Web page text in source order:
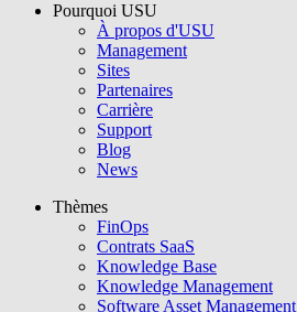
Pourquoi USU
À propos d'USU
Management
Sites
Partenaires
Carrière
Support
Blog
News
Thèmes
FinOps
Contrats SaaS
Knowledge Base
Knowledge Management
Software Asset Management